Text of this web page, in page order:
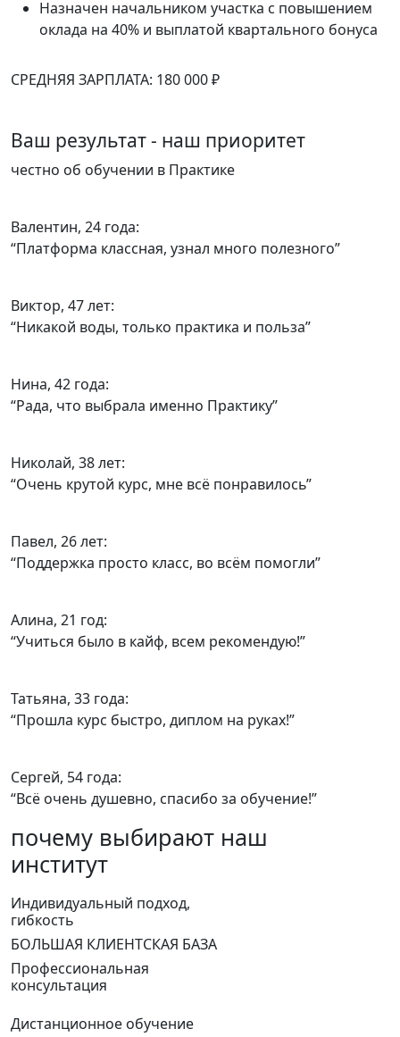
Назначен начальником участка с повышением
оклада на 40% и выплатой квартального бонуса
СРЕДНЯЯ ЗАРПЛАТА: 180 000 ₽
Ваш результат - наш приоритет
честно об обучении в Практике
Валентин, 24 года:
“Платформа классная, узнал много полезного”
Виктор, 47 лет:
“Никакой воды, только практика и польза”
Нина, 42 года:
“Рада, что выбрала именно Практику”
Николай, 38 лет:
“Очень крутой курс, мне всё понравилось”
Павел, 26 лет:
“Поддержка просто класс, во всём помогли”
Алина, 21 год:
“Учиться было в кайф, всем рекомендую!”
Татьяна, 33 года:
“Прошла курс быстро, диплом на руках!”
Сергей, 54 года:
“Всё очень душевно, спасибо за обучение!”
почему выбирают наш
институт
Индивидуальный подход,
гибкость
БОЛЬШАЯ КЛИЕНТСКАЯ БАЗА
Профессиональная
консультация
Дистанционное обучение